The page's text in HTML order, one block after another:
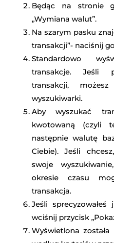
Będąc na stronie
„Wymiana walut”.
Na szarym pasku
transakcji”- naciśnij
Standardowo
transakcje. Jeśli
transakcji,
wyszukiwarki.
Aby wyszukać
kwotowaną (czyli
następnie walutę
Ciebie). Jeśli
swoje
okresie czasu
transakcja.
Jeśli sprecyzowałeś
wciśnij przycisk
Wyświetlona